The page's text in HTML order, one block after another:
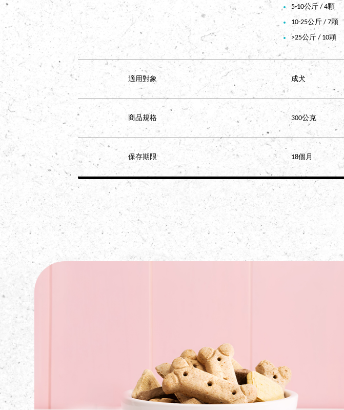
5-10公斤 / 4顆
10-25公斤 / 7顆
>25公斤 / 10顆
適用對象 成犬
商品規格 300公克
保存期限 18個月